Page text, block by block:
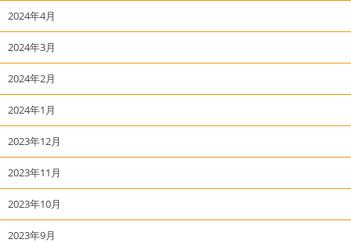
2024年4月
2024年3月
2024年2月
2024年1月
2023年12月
2023年11月
2023年10月
2023年9月